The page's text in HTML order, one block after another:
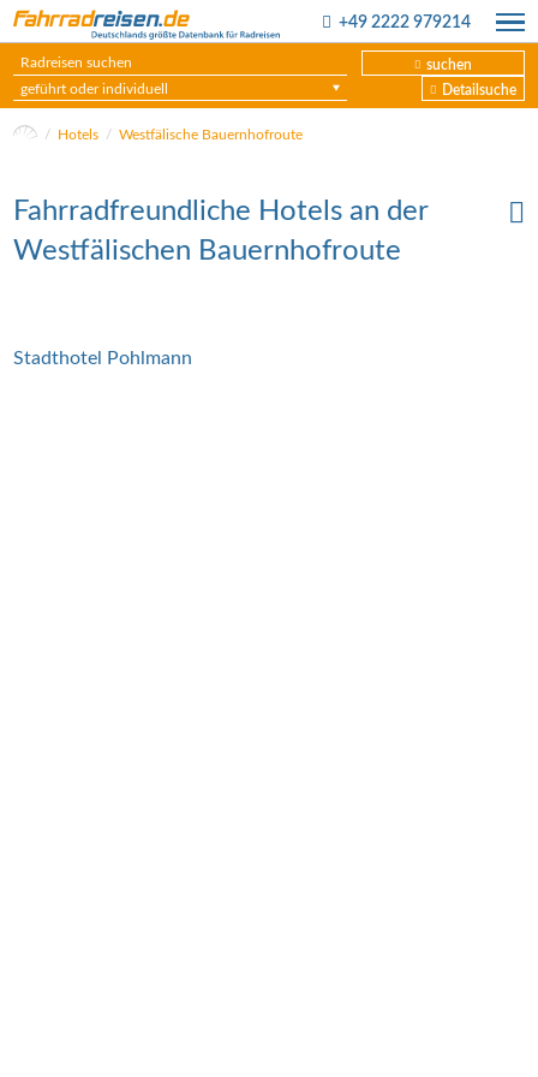
+49 2222 979214
suchen
geführt oder individuell
Detailsuche
Hotels Westfälische Bauernhofroute
Fahrradfreundliche Hotels an der
Westfälischen Bauernhofroute
Stadthotel Pohlmann